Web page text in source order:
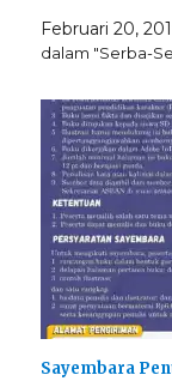
Februari 20,
dalam "Serba-
Sayembara